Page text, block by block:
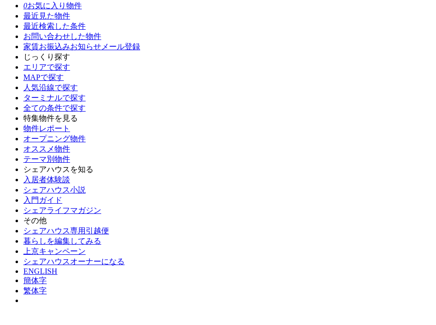
0お気に入り物件
最近見た物件
最近検索した条件
お問い合わせした物件
家賃お振込みお知らせメール登録
じっくり探す
エリアで探す
MAPで探す
人気沿線で探す
ターミナルで探す
全ての条件で探す
特集物件を見る
物件レポート
オープニング物件
オススメ物件
テーマ別物件
シェアハウスを知る
入居者体験談
シェアハウス小説
入門ガイド
シェアライフマガジン
その他
シェアハウス専用引越便
暮らしを編集してみる
上京キャンペーン
シェアハウスオーナーになる
ENGLISH
簡体字
繁体字